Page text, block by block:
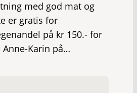
med god mat og
er gratis for
på kr 150.- for
Karin på…